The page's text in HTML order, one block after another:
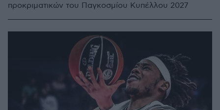
προκριματικών του Παγκοσμίου Κυπέλλου 2027